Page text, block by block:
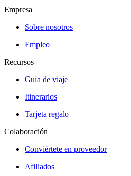
Empresa
Sobre nosotros
Empleo
Recursos
Guía de viaje
Itinerarios
Tarjeta regalo
Colaboración
Conviértete en proveedor
Afiliados